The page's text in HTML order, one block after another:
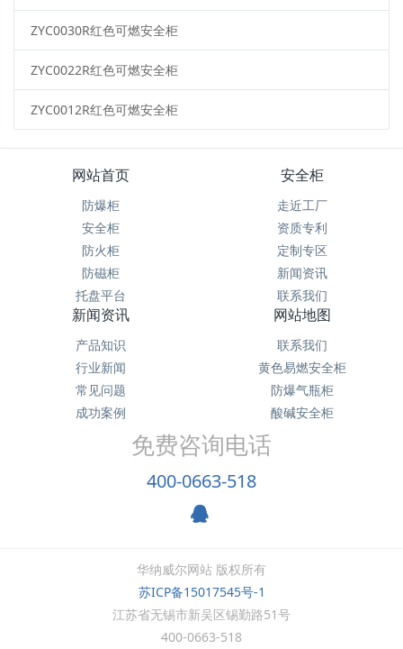
ZYC0030R红色可燃安全柜
ZYC0022R红色可燃安全柜
ZYC0012R红色可燃安全柜
网站首页
防爆柜
安全柜
防火柜
防磁柜
托盘平台
安全柜
走近工厂
资质专利
定制专区
新闻资讯
联系我们
新闻资讯
产品知识
行业新闻
常见问题
成功案例
网站地图
联系我们
黄色易燃安全柜
防爆气瓶柜
酸碱安全柜
免费咨询电话
400-0663-518
华纳威尔网站 版权所有
苏ICP备15017545号-1
江苏省无锡市新吴区锡勤路51号
400-0663-518